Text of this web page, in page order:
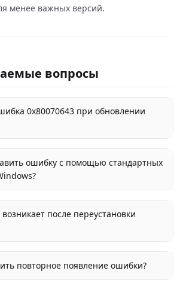
менее важных версий.
вопросы
0x80070643 при обновлении
ошибку с помощью стандартных
после переустановки
повторное появление ошибки?